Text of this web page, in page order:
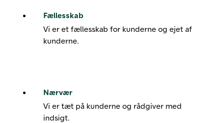
Fællesskab
Vi er et fællesskab for kunderne og ejet af
kunderne.
Nærvær
Vi er tæt på kunderne og rådgiver med
indsigt.